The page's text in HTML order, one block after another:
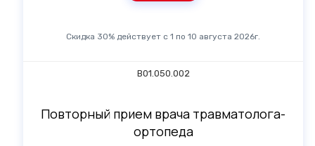
Скидка 30% действует с 1 по 10 августа 2026г.
В01.050.002
Повторный прием врача травматолога-
ортопеда